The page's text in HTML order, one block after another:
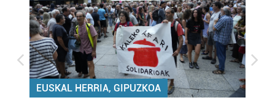
EUSKAL HERRIA, GIPUZKOA